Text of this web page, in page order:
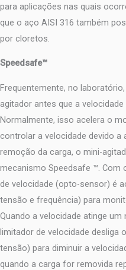
para aplicações nas quais
que o aço AISI 316 também
por cloretos.
Speedsafe™
Frequentemente, no
agitador antes que a
Normalmente, isso acelera o
controlar a velocidade devido a
remoção da carga, o mini-
mecanismo Speedsafe ™. Com
de velocidade (opto-sensor) é
tensão e frequência) para
Quando a velocidade atinge
limitador de velocidade desliga
tensão) para diminuir a
quando a carga for removida